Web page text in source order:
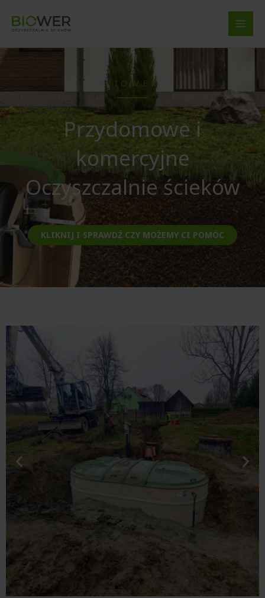
BIOWER
Przydomowe i
komercyjne
Oczyszczalnie ścieków
KLIKNIJ I SPRAWDŹ CZY MOŻEMY CI POMÓC